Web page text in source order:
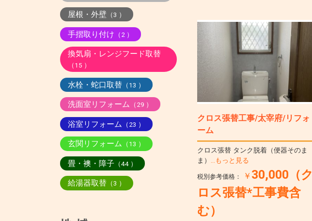
クロス張替工事/太宰府/リフォ
ーム
クロス張替 タンク脱着（便器そのま
ま）
…もっと見る
税別参考価格： ￥ 30,000（ク
ロス張替*工事費含
む）
屋根・外壁（3 ）
手摺取り付け （2 ）
換気扇・レンジフード取替
（15 ）
水栓・蛇口取替（13 ）
洗面室リフォーム （29 ）
浴室リフォーム （23 ）
玄関リフォーム （13 ）
畳・襖・障子 （44 ）
給湯器取替（3 ）